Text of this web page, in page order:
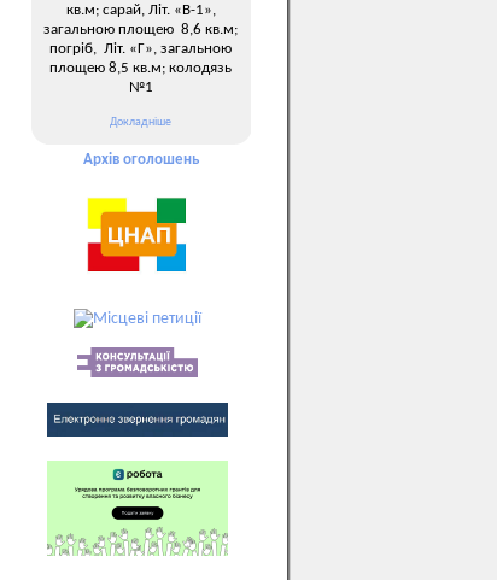
кв.м; сарай, Літ. «В-1»,
загальною площею 8,6 кв.м;
погріб, Літ. «Г», загальною
площею 8,5 кв.м; колодязь
№1
Докладніше
Архів оголошень